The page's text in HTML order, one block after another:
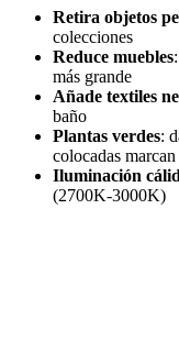
Retira objetos
colecciones
Reduce muebles
más grande
Añade textiles
baño
Plantas verdes:
colocadas
Iluminación
(2700K-3000K)